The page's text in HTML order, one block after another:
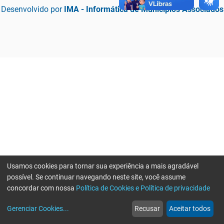
Desenvolvido por IMA - Informática de Municípios Associados
web
Notícias
more_horiz
Mais
Usamos cookies para tornar sua experiência a mais agradável
possível. Se continuar navegando neste site, você assume
concordar com nossa Política de Cookies e Política de privacidade
Gerenciar Cookies... Recusar Aceitar todos
Erro ao enviar informações, por favor tente novamente